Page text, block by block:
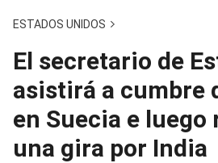
ESTADOS UNIDOS
El secretario de
asistirá a cumbre
en Suecia e luego
una gira por India